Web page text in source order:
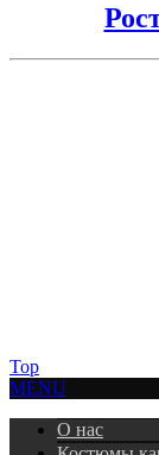
Top
MENU
О нас